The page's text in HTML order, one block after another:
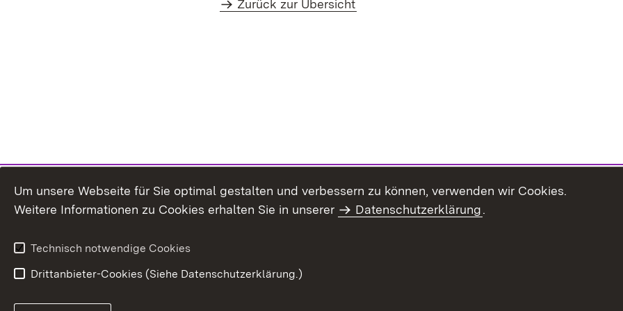
Zurück zur Übersicht
Um unsere Webseite für Sie optimal gestalten und verbessern zu können, verwenden wir Cookies.
Weitere Informationen zu Cookies erhalten Sie in unserer
Datenschutzerklärung.
Technisch notwendige Cookies
Drittanbieter-Cookies (Siehe Datenschutzerklärung.)